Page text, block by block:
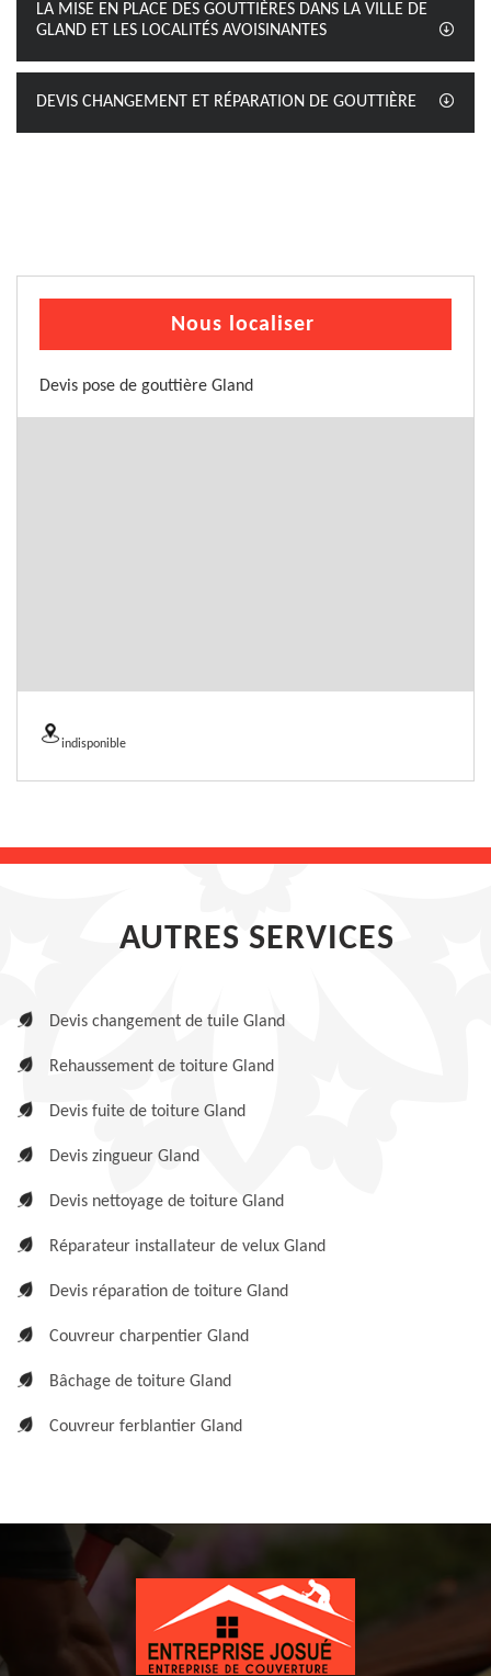
LA MISE EN PLACE DES GOUTTIÈRES DANS LA VILLE DE
GLAND ET LES LOCALITÉS AVOISINANTES
DEVIS CHANGEMENT ET RÉPARATION DE GOUTTIÈRE
Nous localiser
Devis pose de gouttière Gland
indisponible
AUTRES SERVICES
Devis changement de tuile Gland
Rehaussement de toiture Gland
Devis fuite de toiture Gland
Devis zingueur Gland
Devis nettoyage de toiture Gland
Réparateur installateur de velux Gland
Devis réparation de toiture Gland
Couvreur charpentier Gland
Bâchage de toiture Gland
Couvreur ferblantier Gland